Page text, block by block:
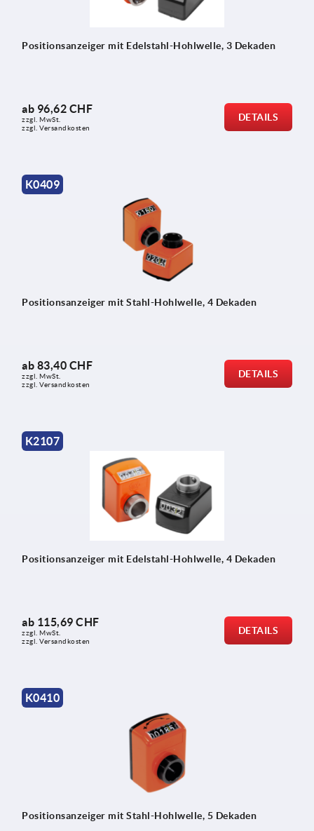
Positionsanzeiger mit Edelstahl-Hohlwelle, 3 Dekaden
ab 96,62 CHF
zzgl. MwSt.
zzgl. Versandkosten
DETAILS
K0409
Positionsanzeiger mit Stahl-Hohlwelle, 4 Dekaden
ab 83,40 CHF
zzgl. MwSt.
zzgl. Versandkosten
DETAILS
K2107
Positionsanzeiger mit Edelstahl-Hohlwelle, 4 Dekaden
ab 115,69 CHF
zzgl. MwSt.
zzgl. Versandkosten
DETAILS
K0410
Positionsanzeiger mit Stahl-Hohlwelle, 5 Dekaden